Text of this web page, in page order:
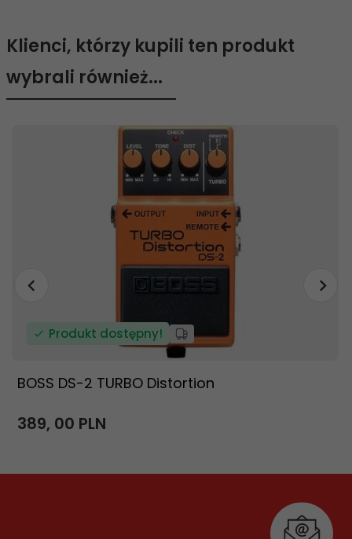
Klienci, którzy kupili ten produkt
wybrali również...
Produkt dostępny!
BOSS DS-2 TURBO Distortion
389, 00 PLN